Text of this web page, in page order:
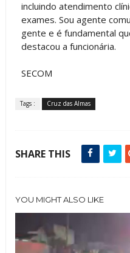
incluindo atendimento
exames. Sou agente
gente e é fundamental
destacou a funcionária.
SECOM
Tags : Cruz das Almas
SHARE THIS
YOU MIGHT ALSO LIKE